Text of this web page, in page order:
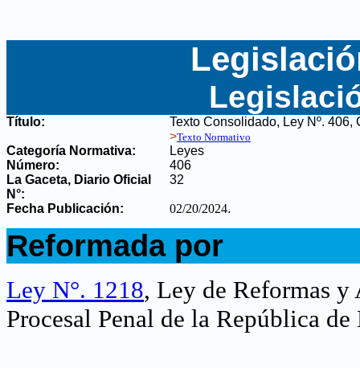
Título:
Texto Consolidado, Ley Nº.
>Texto Normativo
Categoría Normativa:
Leyes
Número:
406
La Gaceta, Diario Oficial
N°:
32
Fecha Publicación: 02/20/2024.
Reformada por
Ley N°. 1218, Ley de Reformas
Procesal Penal de la República de